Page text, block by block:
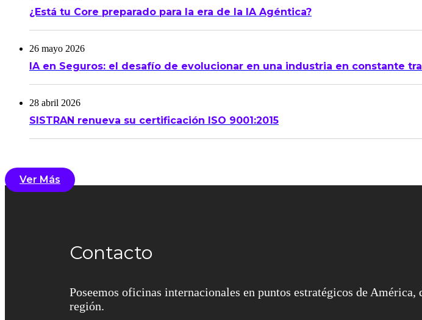
¿Está tu Core preparado para la era de la IA Agéntica?
26 mayo 2026
IA en Seguros: el desafío de evolucionar en una industria en constante
28 abril 2026
SISTRAN renueva su certificación ISO 9001:2015
Ver Más
Contacto
Poseemos oficinas internacionales en puntos estratégicos de
región.